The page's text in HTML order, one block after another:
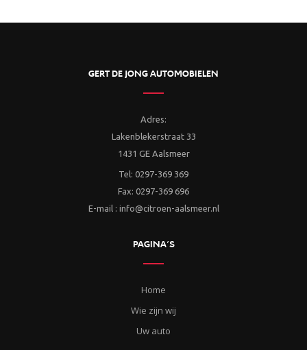
GERT DE JONG AUTOMOBIELEN
Adres:
Lakenblekerstraat 33
1431 GE Aalsmeer
Tel: 0297-369 369
Fax: 0297-369 696
E-mail : info@citroen-aalsmeer.nl
PAGINA’S
Home
Wie zijn wij
Uw auto